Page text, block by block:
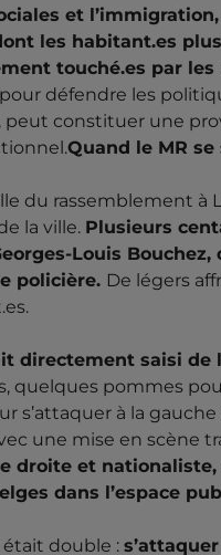
et
les habitant.es
touché.es par
défendre les
peut constituer une
Quand le MR
du rassemblement
la ville. Plusieurs
Louis
policière. De légers
directement saisi
quelques pommes
s’attaquer à la
une mise en scène
droite et
dans l’espace
était double :